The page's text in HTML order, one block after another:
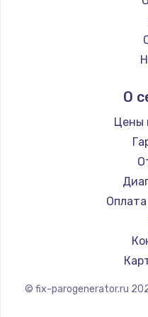
Замена
Установка /
О
Цены
© fix-parogenerator.ru